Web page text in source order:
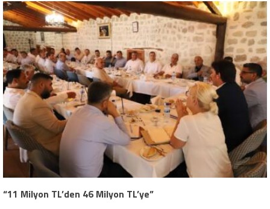
“11 Milyon TL’den 46 Milyon TL’ye”